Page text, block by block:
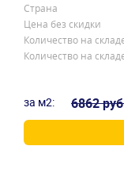
Страна
Цена без скидки
Количество на
Количество на
за м2: 6862